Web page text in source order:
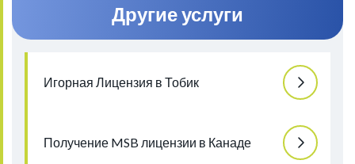
Другие услуги
Игорная Лицензия в Тобик
Получение MSB лицензии в Канаде